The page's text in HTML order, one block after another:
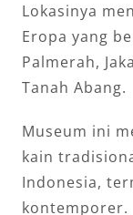
Lokasinya
Eropa yang
Palmerah,
Tanah Abang.
Museum ini
kain
Indonesia,
kontemporer.